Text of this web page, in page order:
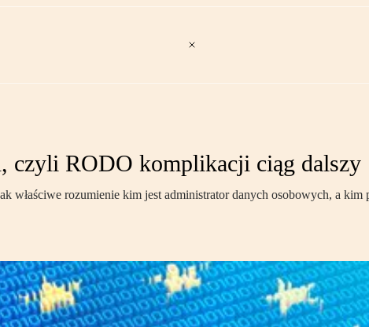
czyli RODO komplikacji ciąg dalszy
rozumienie kim jest administrator danych osobowych, a kim